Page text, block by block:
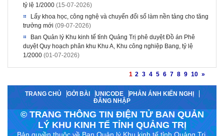
tỷ lệ 1/2000 (15-07-2026)
Lấy khoa học, công nghệ và chuyển đổi số làm nền tảng cho tăng
trưởng mới (09-07-2026)
Ban Quản lý Khu kinh tế tỉnh Quảng Trị phê duyệt Đồ án Phê
duyệt Quy hoạch phân khu Khu A, Khu công nghiệp Bang, tỷ lệ
1/2000 (01-07-2026)
1 2 3 4 5 6 7 8 9 10 »
TRANG CHỦ GỞI BÀI UNICODE
PHẢN ÁNH KIẾN NGHỊ
ĐĂNG NHẬP
© TRANG THÔNG TIN ĐIỆN TỬ BAN QUẢN
LÝ KHU KINH TẾ TỈNH QUẢNG TRỊ
Bản quyền thuộc về Ban Quản lý Khu kinh tế tỉnh Quảng Trị.